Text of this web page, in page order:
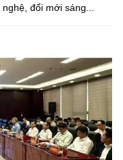
đổi mới sáng...